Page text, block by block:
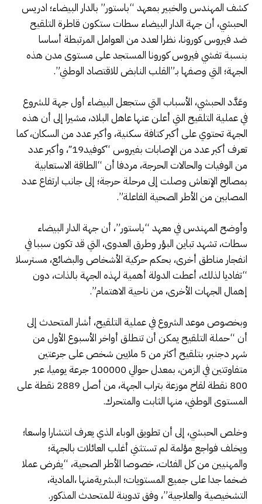
كشف المهندس والخبير بمعهد “باستور” بالدار البيضاء؛ ادريس
الحبشي، أن جهة الدار البيضاء سطات ستكون قاطرة التلقيح
ضد فيروس كورونا، نظرا لعدد من العوامل المرتبطة أساسا
بنسبة تفشي فيروس كورونا المستجد على مستوى مدن هذه
الجهة؛ التي وصفها بـ”القلب النابض للاقتصاد الوطني”.
وعَدَّد الحبشي، الأسباب التي ستجعل البيضاء أول جهة للشروع
في عملية التلقيح التي أعلن عنها عاهل البلاد، مشيرا إلى أن هذه
الجهة تحتوي على أكبر كتافة سكنية، وأكبر عدد من السكان، كما
تعرف أكبر عدد من الإصابات بفيروس “كوفيد19″، وأكبر عدد
من الوفيات والحالات الحرجة، مردفا أن “الطاقة الاستعابية
بمصالح الإنعاش وصلت إلى مرحلة حرجة؛ إلى جانب ارتفاع عدد
المصابين من الأطر الصحية الفاعلة”.
وأوضح المهندس في معهد “باستور”، أن جهة الدار البيضاء
سطات، تشهد تباين البؤر وطرق العدوى، التي قد تكون سببا في
انفجار مناطق أخرى، بحكم حركية الأشخاص والبضائع، مسترسلا
“تفاديا لذلك، أعطت الدولة أهمية لهذه الجهة بالذات، دون
إهمال الجهات الأخرى، من ناحية الاهتمام”.
وبخصوص موعد الشروع في عملية التلقيح، أشار المتحدث إلى
أن “حملة التلقيح يمكن أن تنطلق أواخر الأسبوع الأول من
شهر دجنبر، بتلقيح أكثر من 5 ملايين شخص على جرعتين
متفاوتتين في الزمن، بمعدل حوالي 100000 جرعة يوميا، عبر
800 نقطة لقاح موزعة بتراب الجهة، من أصل 2889 نقطة على
المستوى الوطني، منها الثابت والمتحرك.
وخلص الحبشي، إلى أن تطويق الوباء الذي يعرف انتشارا واسعا؛
ويخلف فواجع مؤلمة لم تستثني أغلب العائلات بالجهة؛
والمهنيين من كل الفئات، خصوصا الأطر الصحية، “يفرض عملا
ضخما جدا على جميع المستويات؛ البشريةمنها ،المادية،
التشخيصية والعلاجية”، وفق تدوينة للمتحدث المذكور.